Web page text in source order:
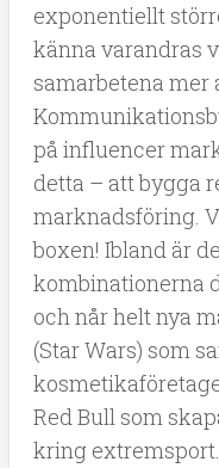
exponentiellt
känna varandras
samarbetena
på influencer
detta – att bygga
marknadsföring.
boxen! Ibland är
kombinationerna
och når helt nya
(Star Wars) som
Red Bull som
kring